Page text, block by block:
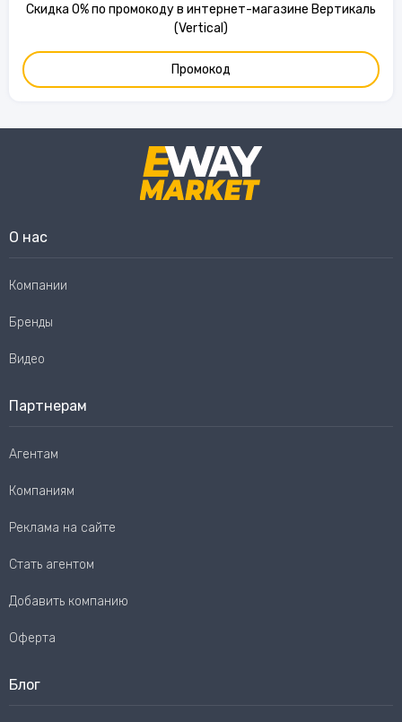
Скидка 0% по промокоду в интернет-магазине Вертикаль
(Vertical)
Промокод
О нас
Компании
Бренды
Видео
Партнерам
Агентам
Компаниям
Реклама на сайте
Стать агентом
Добавить компанию
Оферта
Блог